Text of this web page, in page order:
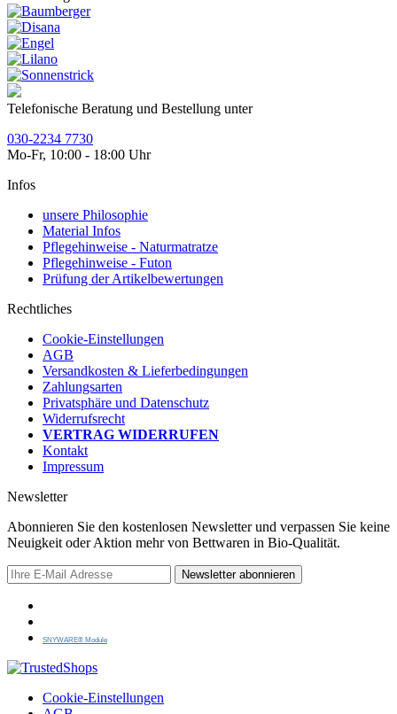
Telefonische Beratung und Bestellung unter
030-2234 7730
Mo-Fr, 10:00 - 18:00 Uhr
Infos
unsere Philosophie
Material Infos
Pflegehinweise - Naturmatratze
Pflegehinweise - Futon
Prüfung der Artikelbewertungen
Rechtliches
Cookie-Einstellungen
AGB
Versandkosten & Lieferbedingungen
Zahlungsarten
Privatsphäre und Datenschutz
Widerrufsrecht
VERTRAG WIDERRUFEN
Kontakt
Impressum
Newsletter
Abonnieren Sie den kostenlosen Newsletter und verpassen Sie keine
Neuigkeit oder Aktion mehr von Bettwaren in Bio-Qualität.
Newsletter abonnieren
SNYWARE® Module
Cookie-Einstellungen